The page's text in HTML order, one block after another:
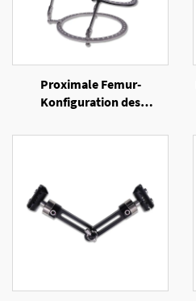
Proximale Femur-
Konfiguration des